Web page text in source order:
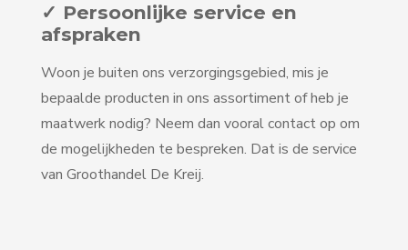
✓ Persoonlijke service en
afspraken
Woon je buiten ons verzorgingsgebied, mis je
bepaalde producten in ons assortiment of heb je
maatwerk nodig? Neem dan vooral contact op om
de mogelijkheden te bespreken. Dat is de service
van Groothandel De Kreij.